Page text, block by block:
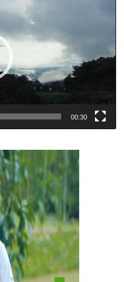
00:30